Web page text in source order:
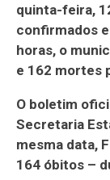
quinta-feira,
confirmados
horas, o
e 162 mortes
O boletim
Secretaria
mesma data,
164 óbitos –